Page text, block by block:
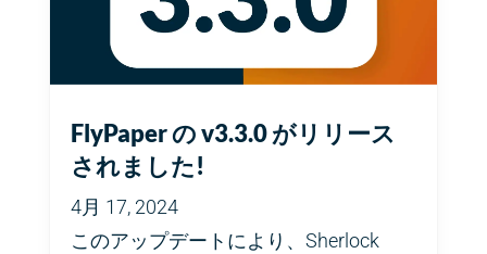
FlyPaper の v3.3.0 がリリース
されました!
4月 17, 2024
このアップデートにより、Sherlock